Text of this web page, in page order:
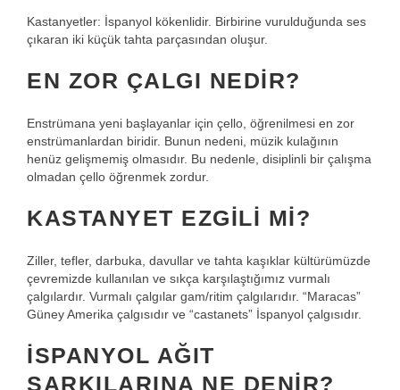
Kastanyetler: İspanyol kökenlidir. Birbirine vurulduğunda ses
çıkaran iki küçük tahta parçasından oluşur.
EN ZOR ÇALGI NEDIR?
Enstrümana yeni başlayanlar için çello, öğrenilmesi en zor
enstrümanlardan biridir. Bunun nedeni, müzik kulağının
henüz gelişmemiş olmasıdır. Bu nedenle, disiplinli bir çalışma
olmadan çello öğrenmek zordur.
KASTANYET EZGILI MI?
Ziller, tefler, darbuka, davullar ve tahta kaşıklar kültürümüzde
çevremizde kullanılan ve sıkça karşılaştığımız vurmalı
çalgılardır. Vurmalı çalgılar gam/ritim çalgılarıdır. “Maracas”
Güney Amerika çalgısıdır ve “castanets” İspanyol çalgısıdır.
İSPANYOL AĞIT
ŞARKILARINA NE DENIR?